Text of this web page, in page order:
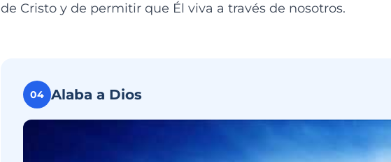
de Cristo y de permitir que Él viva a través de nosotros.
04 Alaba a Dios